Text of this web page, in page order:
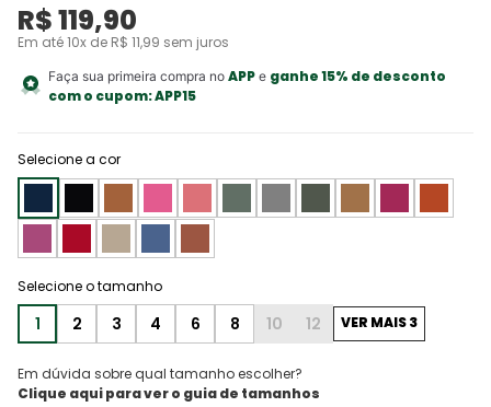
R$119,90
Em até10x de R$ 11,99 sem juros
Faça sua primeira compra no APPe ganhe 15% de desconto
com o cupom:APP15
Selecione a cor
1 2 3 4 6 8 10 12 VER MAIS 3
Em dúvida sobre qual tamanho escolher?